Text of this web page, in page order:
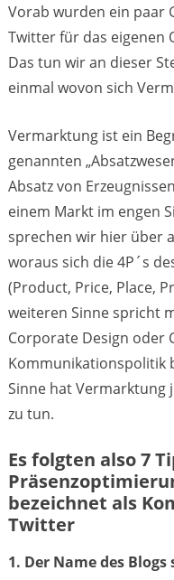
Vorab wurden ein paar
Twitter für das eigenen
Das tun wir an dieser
einmal wovon sich
Vermarktung ist ein
genannten
Absatz von
einem Markt im engen
sprechen wir hier über
woraus sich die 4P´s
(Product, Price, Place,
weiteren Sinne spricht
Corporate Design oder
Kommunikationspolitik
Sinne hat Vermarktung
zu tun.
Es folgten also 7
bezeichnet als
Twitter
1. Der Name des